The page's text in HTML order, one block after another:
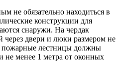
не обязательно находиться в
конструкции для
снаружи. На чердак
через двери и люки размером не
лестницы должны
не менее 1 метра от оконных